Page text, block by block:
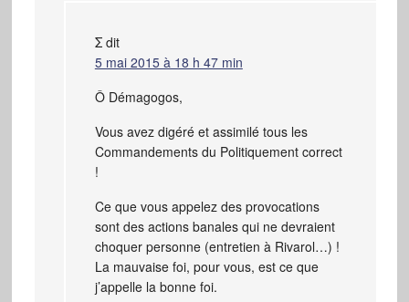
Σ dit
5 mai 2015 à 18 h 47 min
Ô Démagogos,
Vous avez digéré et assimilé tous les
Commandements du Politiquement correct
!
Ce que vous appelez des provocations
sont des actions banales qui ne devraient
choquer personne (entretien à Rivarol…) !
La mauvaise foi, pour vous, est ce que
j’appelle la bonne foi.